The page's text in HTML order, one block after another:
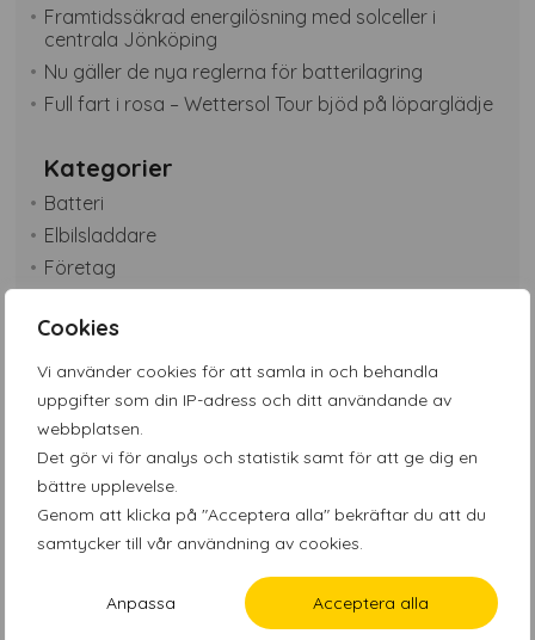
Cookies
Vi använder cookies för att samla in och behandla
uppgifter som din IP-adress och ditt användande av
webbplatsen.
Det gör vi för analys och statistik samt för att ge dig en
bättre upplevelse.
Genom att klicka på "Acceptera alla" bekräftar du att du
samtycker till vår användning av cookies.
Anpassa Acceptera alla
Framtidssäkrad energilösning med solceller i
centrala Jönköping
Nu gäller de nya reglerna för batterilagring
Full fart i rosa – Wettersol Tour bjöd på löparglädje
Kategorier
Batteri
Elbilsladdare
Företag
Grunläggande
Kundcase
Lantbruk
Nybyggnation
Nyheter
Omfattande
Omfattande
Solpaneler